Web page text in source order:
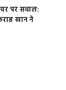
पर सवाल:
खान ने